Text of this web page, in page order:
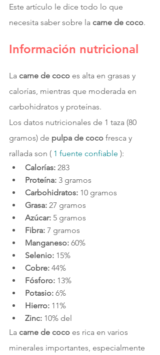
Este artículo le dice todo lo que
necesita saber sobre la carne de coco.
Información nutricional
La carne de coco es alta en grasas y
calorías, mientras que moderada en
carbohidratos y proteínas.
Los datos nutricionales de 1 taza (80
gramos) de pulpa de coco fresca y
rallada son ( 1 fuente confiable ):
Calorías: 283
Proteína: 3 gramos
Carbohidratos: 10 gramos
Grasa: 27 gramos
Azúcar: 5 gramos
Fibra: 7 gramos
Manganeso: 60%
Selenio: 15%
Cobre: 44%
Fósforo: 13%
Potasio: 6%
Hierro: 11%
Zinc: 10% del
La carne de coco es rica en varios
minerales importantes, especialmente